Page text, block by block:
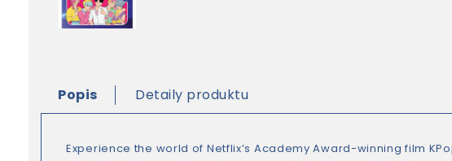
Popis Detaily produktu
Experience the world of Netflix’s Academy Award-winning film